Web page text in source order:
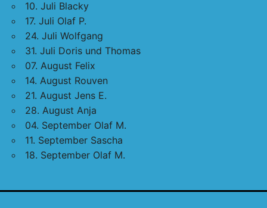
10. Juli Blacky
17. Juli Olaf P.
24. Juli Wolfgang
31. Juli Doris und Thomas
07. August Felix
14. August Rouven
21. August Jens E.
28. August Anja
04. September Olaf M.
11. September Sascha
18. September Olaf M.